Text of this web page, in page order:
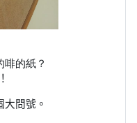
的紙？
大問號。